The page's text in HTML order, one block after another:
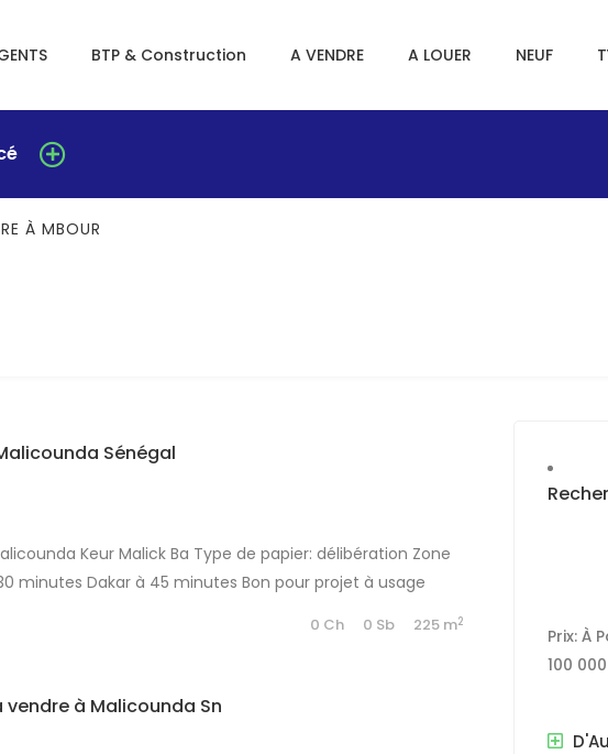
BTP & Construction A VENDRE A LOUER NEUF
À MBOUR
Sénégal
Keur Malick Ba Type de papier: délibération Zone
minutes Dakar à 45 minutes Bon pour projet à usage
0 Ch 0 Sb 225 m2
à Malicounda Sn
Prix: À
100